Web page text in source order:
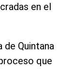
en el
Quintana
que